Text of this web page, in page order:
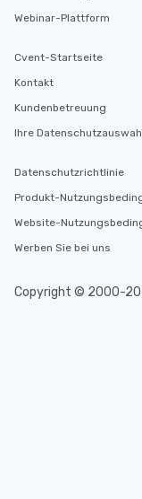
Webinar-Plattform
Cvent-Startseite
Kontakt
Kundenbetreuung
Ihre
Datenschutzrichtlinie
Produkt-
Website-
Werben Sie bei uns
Copyright © 2000-